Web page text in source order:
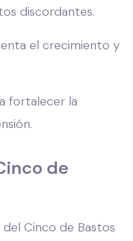
discordantes.
el crecimiento y
fortalecer la
de
del Cinco de Bastos